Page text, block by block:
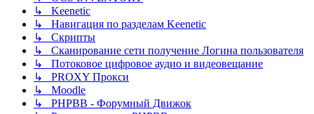
↳ Keenetic
↳ Навигация по разделам Keenetic
↳ Скрипты
↳ Сканирование сети получение Логина пользователя
↳ Потоковое цифровое аудио и видеовещание
↳ PROXY Прокси
↳ Moodle
↳ PHPBB - Форумный Движок